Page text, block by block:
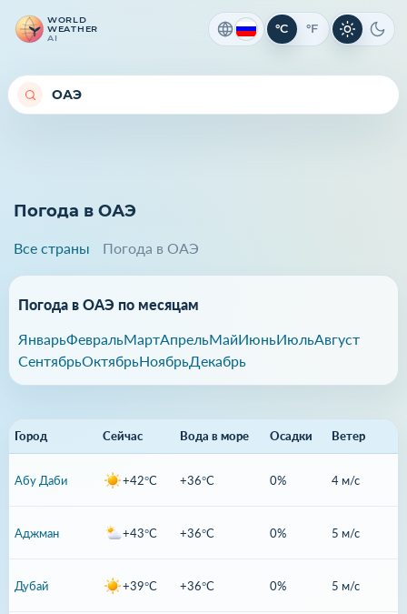
WORLD
WEATHER
AI
°C °F Светлая
Погода в ОАЭ
Все страны Погода в ОАЭ
Погода в ОАЭ по месяцам
ЯнварьФевральМартАпрельМайИюньИюльАвгуст
СентябрьОктябрьНоябрьДекабрь
Город Сейчас Вода в море Осадки Ветер
Абу Даби +42°C +36°C 0% 4 м/с
Аджман +43°C +36°C 0% 5 м/с
Дубай +39°C +36°C 0% 5 м/с